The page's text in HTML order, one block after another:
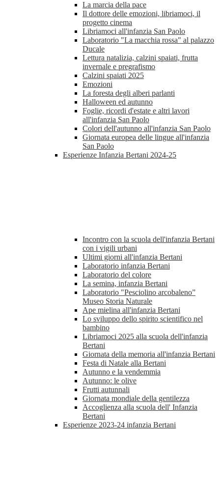
La marcia della pace
Il dottore delle emozioni, libriamoci, il
progetto cinema
Libriamoci all'infanzia San Paolo
Laboratorio "La macchia rossa" al palazzo
Ducale
Lettura natalizia, calzini spaiati, frutta
invernale e pregrafismo
Calzini spaiati 2025
Emozioni
La foresta degli alberi parlanti
Halloween ed autunno
Foglie, ricordi d'estate e altri lavori
all'infanzia San Paolo
Colori dell'autunno all'infanzia San Paolo
Giornata europea delle lingue all'infanzia
San Paolo
Esperienze Infanzia Bertani 2024-25
Incontro con la scuola dell'infanzia Bertani
con i vigili urbani
Ultimi giorni all'infanzia Bertani
Laboratorio infanzia Bertani
Laboratorio del colore
La semina, infanzia Bertani
Laboratorio "Pesciolino arcobaleno”
Museo Storia Naturale
Ape mielina all'infanzia Bertani
Lo sviluppo dello spirito scientifico nel
bambino
Libriamoci 2025 alla scuola dell'infanzia
Bertani
Giornata della memoria all'infanzia Bertani
Festa di Natale alla Bertani
Autunno e la vendemmia
Autunno: le olive
Frutti autunnali
Giornata mondiale della gentilezza
Accoglienza alla scuola dell' Infanzia
Bertani
Esperienze 2023-24 infanzia Bertani